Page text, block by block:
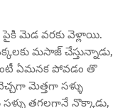
మెడ వరకు వెళ్లాయి.
మసాజ్ చేస్తున్నాడు,
ఏమనక పోవడం తొ
మెత్తగా సళ్ళు
సళ్ళు తగలగానే నొక్కాడు,